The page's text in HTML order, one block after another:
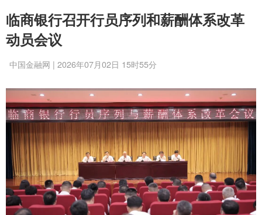
临商银行召开行员序列和薪酬体系改革
动员会议
中国金融网 | 2026年07月02日 15时55分